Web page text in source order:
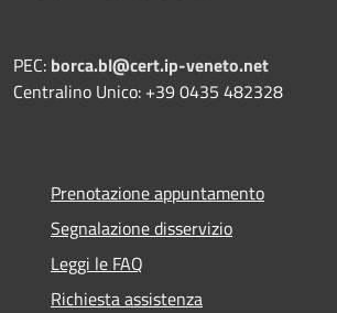
PEC: borca.bl@cert.ip-veneto.net
Centralino Unico: +39 0435 482328
Prenotazione appuntamento
Segnalazione disservizio
Leggi le FAQ
Richiesta assistenza